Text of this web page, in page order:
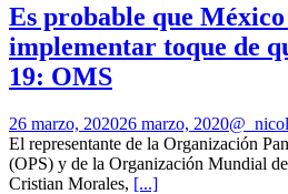
Es probable que México
implementar toque de
19: OMS
26 marzo, 202026 marzo, 2020
El representante de la Organización
(OPS) y de la Organización Mundial
Cristian Morales, [...]